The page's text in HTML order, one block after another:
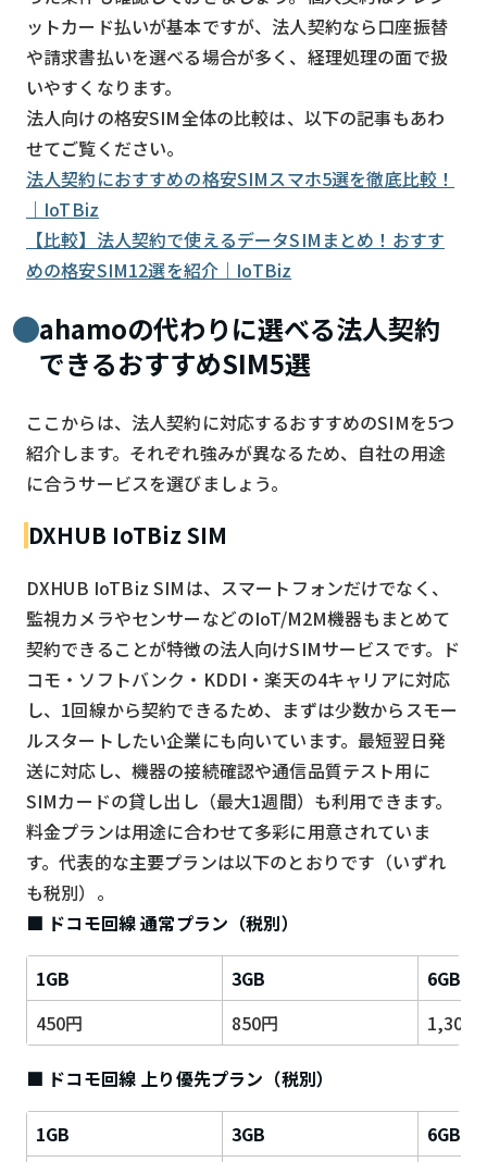
ットカード払いが基本ですが、法人契約なら口座振替
や請求書払いを選べる場合が多く、経理処理の面で扱
いやすくなります。
法人向けの格安SIM全体の比較は、以下の記事もあわ
せてご覧ください。
法人契約におすすめの格安SIMスマホ5選を徹底比較！
｜IoTBiz
【比較】法人契約で使えるデータSIMまとめ！おすす
めの格安SIM12選を紹介｜IoTBiz
ahamoの代わりに選べる法人契約
できるおすすめSIM5選
ここからは、法人契約に対応するおすすめのSIMを5つ
紹介します。それぞれ強みが異なるため、自社の用途
に合うサービスを選びましょう。
DXHUB IoTBiz SIM
DXHUB IoTBiz SIMは、スマートフォンだけでなく、
監視カメラやセンサーなどのIoT/M2M機器もまとめて
契約できることが特徴の法人向けSIMサービスです。ド
コモ・ソフトバンク・KDDI・楽天の4キャリアに対応
し、1回線から契約できるため、まずは少数からスモー
ルスタートしたい企業にも向いています。最短翌日発
送に対応し、機器の接続確認や通信品質テスト用に
SIMカードの貸し出し（最大1週間）も利用できます。
料金プランは用途に合わせて多彩に用意されていま
す。代表的な主要プランは以下のとおりです（いずれ
も税別）。
■ ドコモ回線 通常プラン（税別）
1GB 3GB
6GB
450円
850円 1,300
■ ドコモ回線 上り優先プラン（税別）
1GB 3GB
6GB